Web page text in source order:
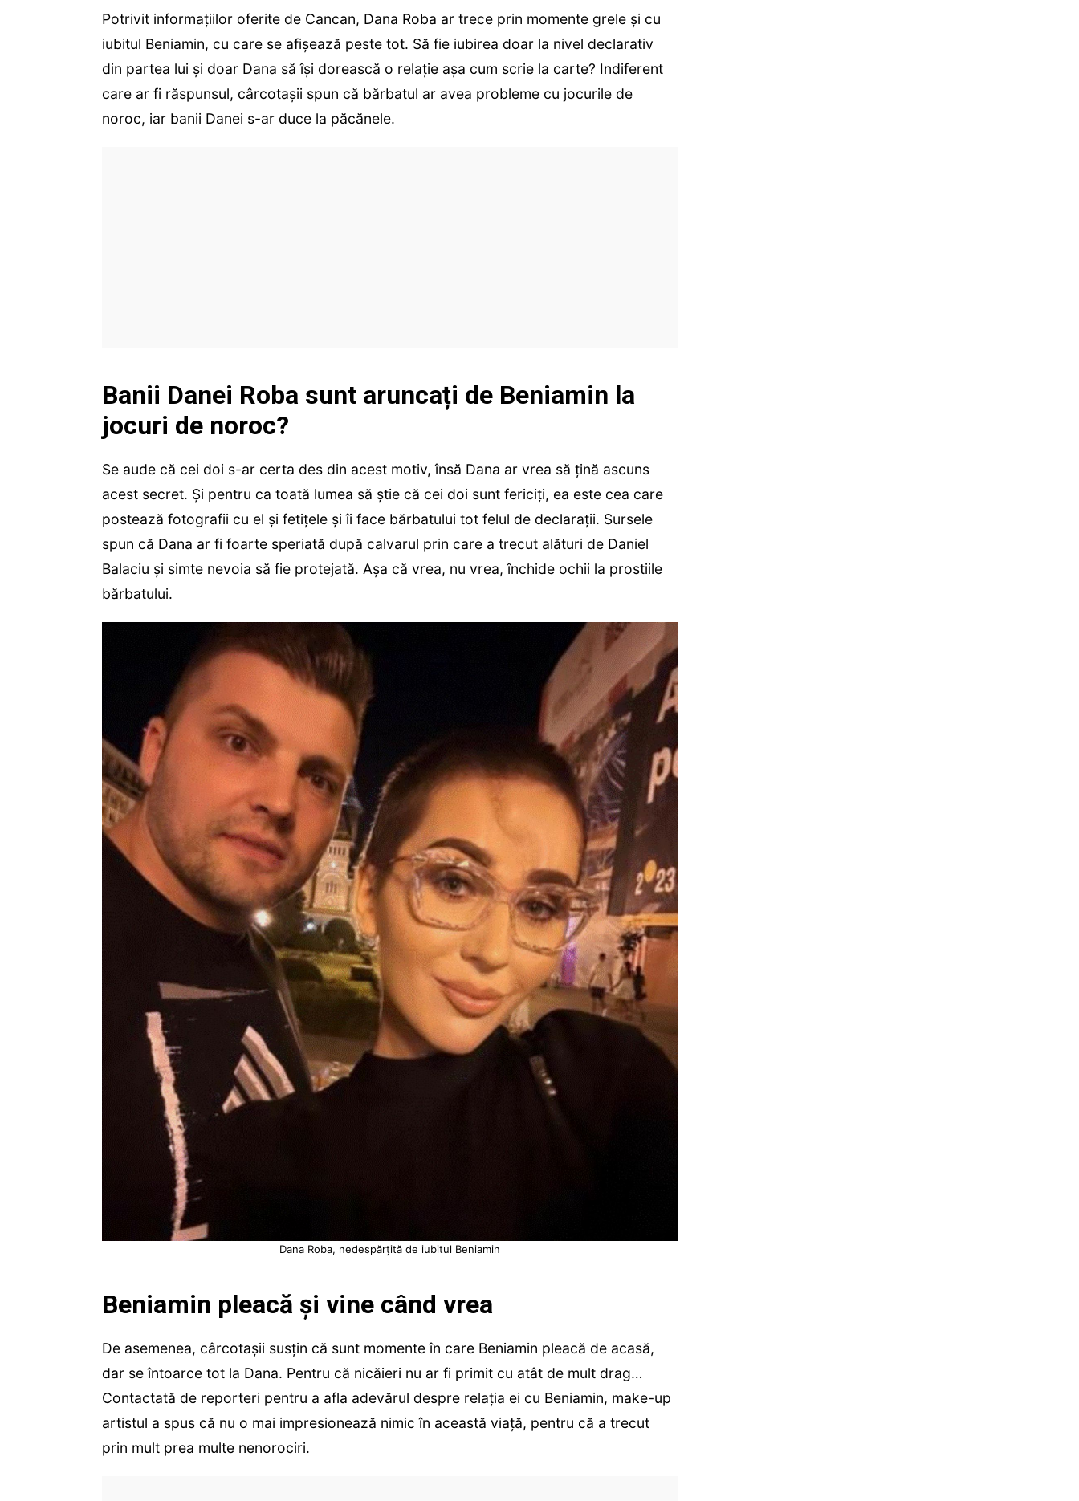
Potrivit informațiilor oferite de Cancan, Dana Roba ar trece prin momente grele și cu
iubitul Beniamin, cu care se afișează peste tot. Să fie iubirea doar la nivel declarativ
din partea lui și doar Dana să își dorească o relație așa cum scrie la carte? Indiferent
care ar fi răspunsul, cârcotașii spun că bărbatul ar avea probleme cu jocurile de
noroc, iar banii Danei s-ar duce la păcănele.
Banii Danei Roba sunt aruncați de Beniamin la
jocuri de noroc?
Se aude că cei doi s-ar certa des din acest motiv, însă Dana ar vrea să țină ascuns
acest secret. Și pentru ca toată lumea să știe că cei doi sunt fericiți, ea este cea care
postează fotografii cu el și fetițele și îi face bărbatului tot felul de declarații. Sursele
spun că Dana ar fi foarte speriată după calvarul prin care a trecut alături de Daniel
Balaciu și simte nevoia să fie protejată. Așa că vrea, nu vrea, închide ochii la prostiile
bărbatului.
Dana Roba, nedespărțită de iubitul Beniamin
Beniamin pleacă și vine când vrea
De asemenea, cârcotașii susțin că sunt momente în care Beniamin pleacă de acasă,
dar se întoarce tot la Dana. Pentru că nicăieri nu ar fi primit cu atât de mult drag…
Contactată de reporteri pentru a afla adevărul despre relația ei cu Beniamin, make-up
artistul a spus că nu o mai impresionează nimic în această viață, pentru că a trecut
prin mult prea multe nenorociri.